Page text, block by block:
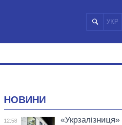
УКР
НОВИНИ
12:58